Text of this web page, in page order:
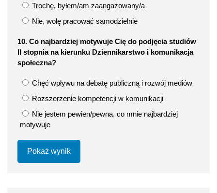
Trochę, byłem/am zaangażowany/a
Nie, wolę pracować samodzielnie
10. Co najbardziej motywuje Cię do podjęcia studiów
II stopnia na kierunku Dziennikarstwo i komunikacja
społeczna?
Chęć wpływu na debatę publiczną i rozwój mediów
Rozszerzenie kompetencji w komunikacji
Nie jestem pewien/pewna, co mnie najbardziej
motywuje
Pokaż wynik